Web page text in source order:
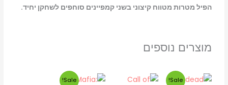
הפיל מטרות מטווח קיצוני בשני קמפיינים סוחפים לשחקן יחיד.
מוצרים נוספים
Sale!
המחיר המחיר
Sale!
המחיר
המחיר